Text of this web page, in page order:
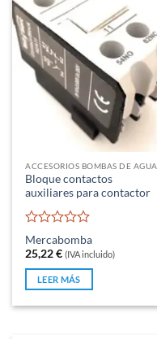
ACCESORIOS BOMBAS DE AGUA
Bloque contactos
auxiliares para contactor
Valorado
con
0
de
5
Mercabomba
25,22€ (IVA incluido)
LEER MÁS